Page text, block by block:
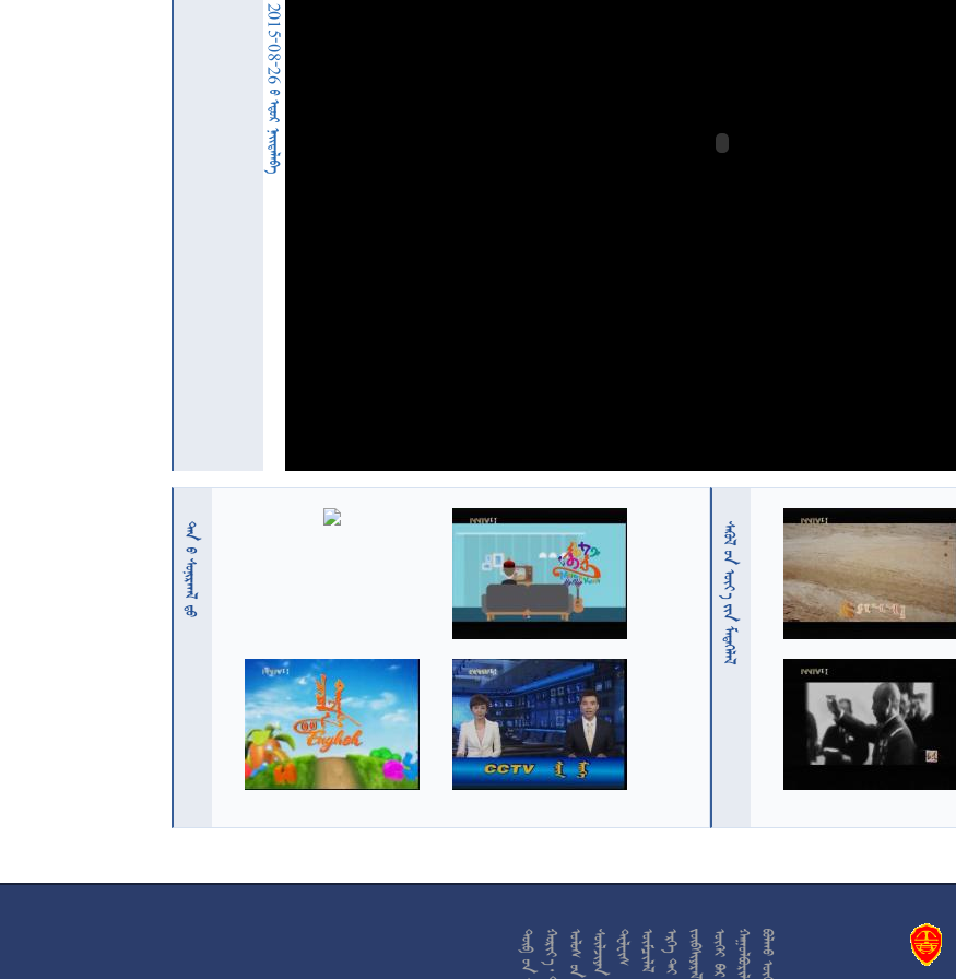
    
